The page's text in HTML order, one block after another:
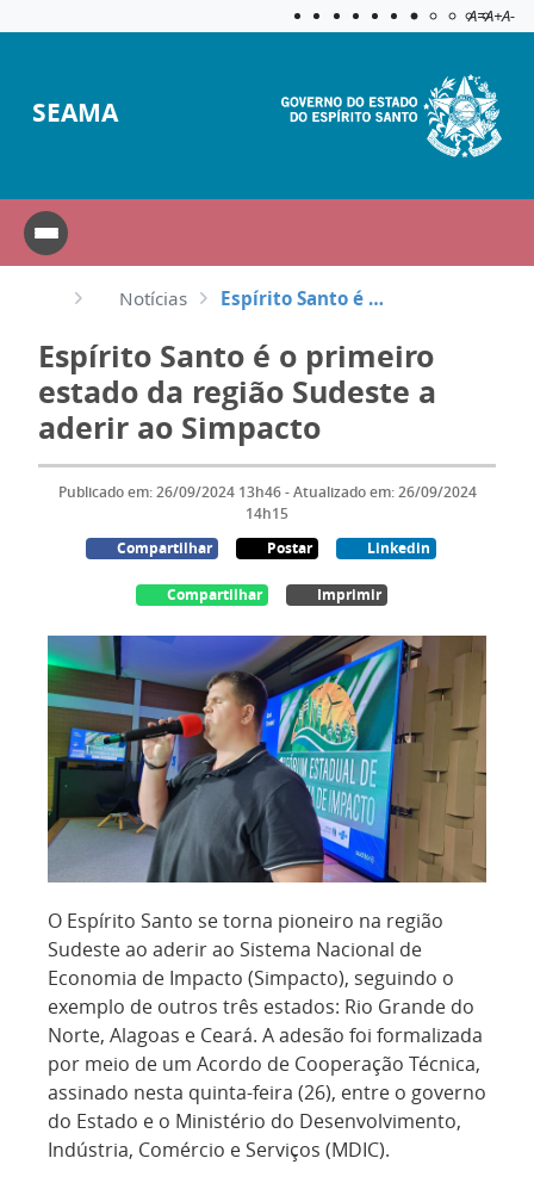
Aplicar
A=A+A-
SEAMA
Notícias Espírito Santo é o primeiro estado da região Sudeste a aderir ao Simpacto
Espírito Santo é o primeiro
estado da região Sudeste a
aderir ao Simpacto
Publicado em: 26/09/2024 13h46 - Atualizado em: 26/09/2024
14h15
Compartilhar
Postar Linkedin
Compartilhar Imprimir
O Espírito Santo se torna pioneiro na região
Sudeste ao aderir ao Sistema Nacional de
Economia de Impacto (Simpacto), seguindo o
exemplo de outros três estados: Rio Grande do
Norte, Alagoas e Ceará. A adesão foi formalizada
por meio de um Acordo de Cooperação Técnica,
assinado nesta quinta-feira (26), entre o governo
do Estado e o Ministério do Desenvolvimento,
Indústria, Comércio e Serviços (MDIC).